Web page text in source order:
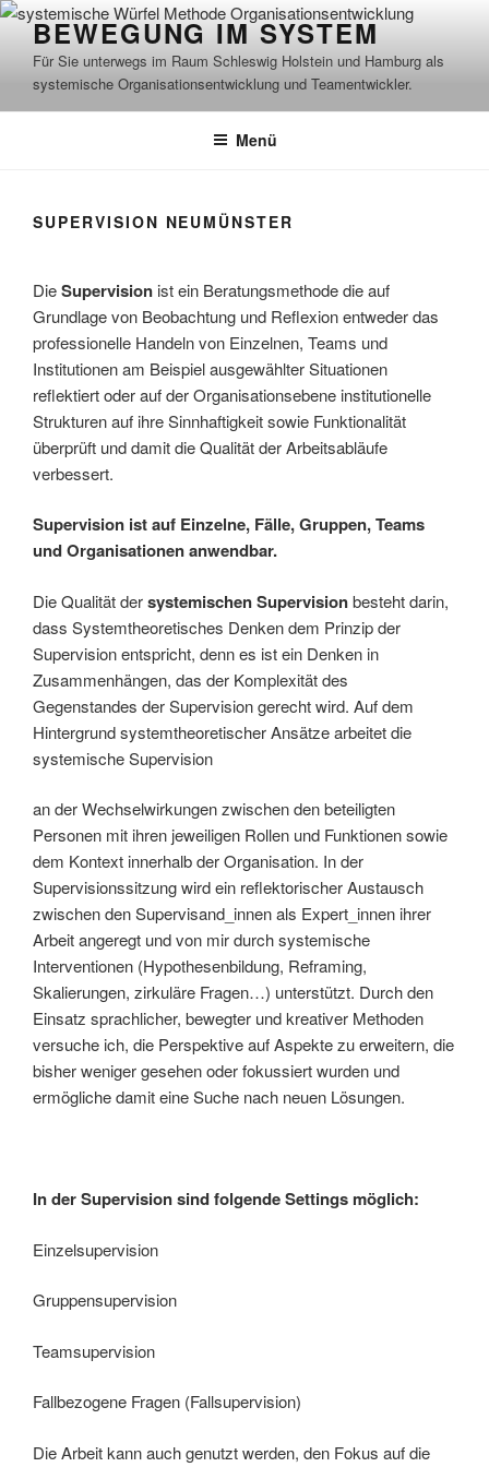
Zum
springen
BEWEGUNG IM SYSTEM
Für Sie unterwegs im Raum Schleswig Holstein und Hamburg als
systemische Organisationsentwicklung und Teamentwickler.
Menü
SUPERVISION NEUMÜNSTER
DieSupervision ist ein Beratungsmethode die auf
Grundlage von Beobachtung und Reflexion entweder das
professionelle Handeln von Einzelnen, Teams und
Institutionen am Beispiel ausgewählter Situationen
reflektiert oder auf der Organisationsebene institutionelle
Strukturen auf ihre Sinnhaftigkeit sowie Funktionalität
überprüft und damit die Qualität der Arbeitsabläufe
verbessert.
Supervision ist auf Einzelne, Fälle, Gruppen, Teams
und Organisationen anwendbar.
Die Qualität dersystemischen Supervisionbesteht darin,
dass Systemtheoretisches Denken dem Prinzip der
Supervision entspricht, denn es ist ein Denken in
Zusammenhängen, das der Komplexität des
Gegenstandes der Supervision gerecht wird. Auf dem
Hintergrund systemtheoretischer Ansätze arbeitet die
systemische Supervision
an der Wechselwirkungen zwischen den beteiligten
Personen mit ihren jeweiligen Rollen und Funktionen sowie
dem Kontext innerhalb der Organisation. In der
Supervisionssitzung wird ein reflektorischer Austausch
zwischen den Supervisand_innen als Expert_innen ihrer
Arbeit angeregt und von mir durch systemische
Interventionen (Hypothesenbildung, Reframing,
Skalierungen, zirkuläre Fragen…) unterstützt. Durch den
Einsatz sprachlicher, bewegter und kreativer Methoden
versuche ich, die Perspektive auf Aspekte zu erweitern, die
bisher weniger gesehen oder fokussiert wurden und
ermögliche damit eine Suche nach neuen Lösungen.
In der Supervision sind folgende Settings möglich:
Einzelsupervision
Gruppensupervision
Teamsupervision
Fallbezogene Fragen (Fallsupervision)
Die Arbeit kann auch genutzt werden, den Fokus auf die